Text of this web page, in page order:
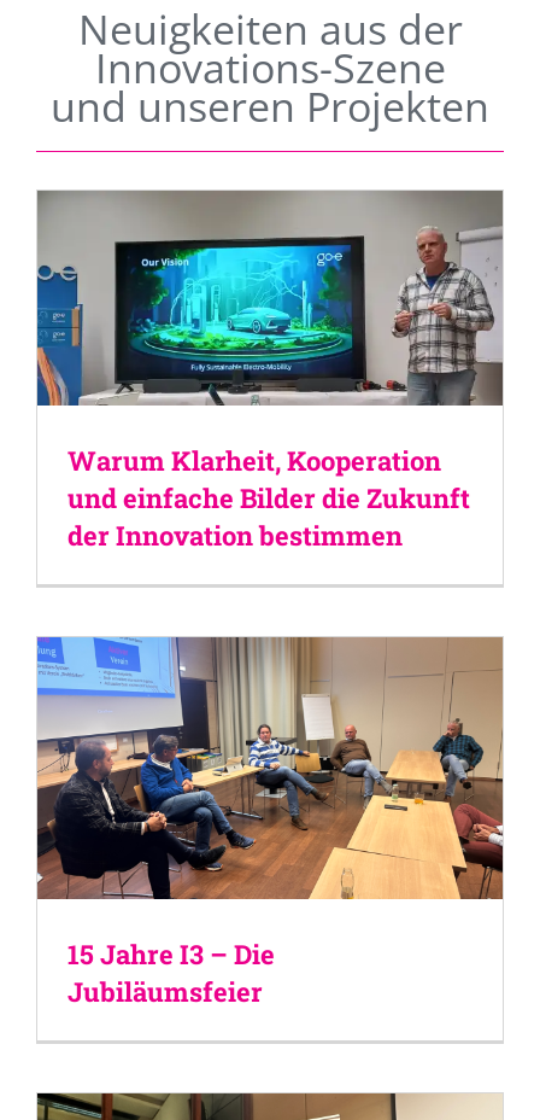
Neuigkeiten aus der
Innovations-Szene
und unseren Projekten
Warum Klarheit, Kooperation
und einfache Bilder die Zukunft
der Innovation bestimmen
15 Jahre I3 – Die
Jubiläumsfeier